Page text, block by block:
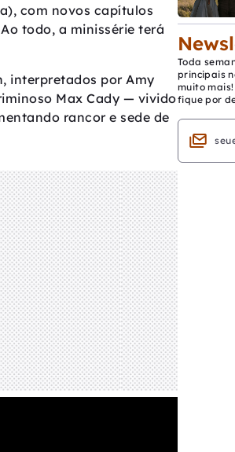
com novos capítulos
todo, a minissérie terá
interpretados por Amy
Max Cady — vivido
rancor e sede de
Toda
principais
muito
fique por